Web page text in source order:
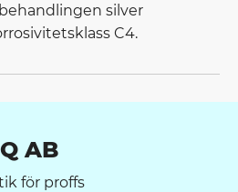
silver
C4.
AB
för proffs